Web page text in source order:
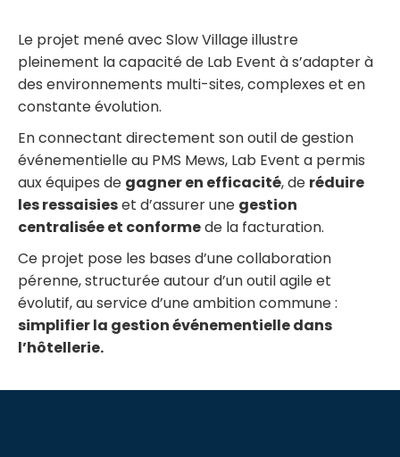
Le projet mené avec Slow Village illustre
pleinement la capacité de Lab Event à s’adapter à
des environnements multi-sites, complexes et en
constante évolution.
En connectant directement son outil de gestion
événementielle au PMS Mews, Lab Event a permis
aux équipes de gagner en efficacité, de réduire
les ressaisieset d’assurer une gestion
centralisée et conformede la facturation.
Ce projet pose les bases d’une collaboration
pérenne, structurée autour d’un outil agile et
évolutif, au service d’une ambition commune :
simplifier la gestion événementielle dans
l’hôtellerie.